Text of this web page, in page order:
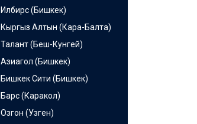
Илбирс (Бишкек)
Кыргыз Алтын (Кара-Балта)
Талант (Беш-Кунгей)
Азиагол (Бишкек)
Бишкек Сити (Бишкек)
Барс (Каракол)
Озгон (Узген)